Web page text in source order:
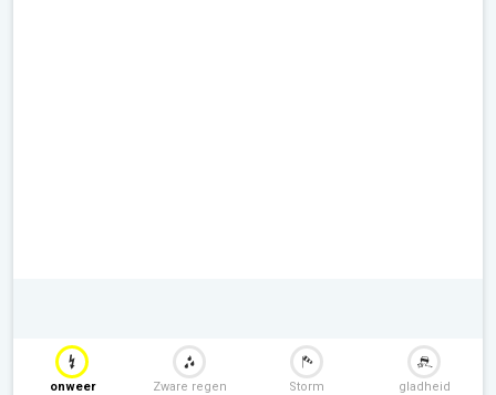
onweer Zware regen Storm gladheid